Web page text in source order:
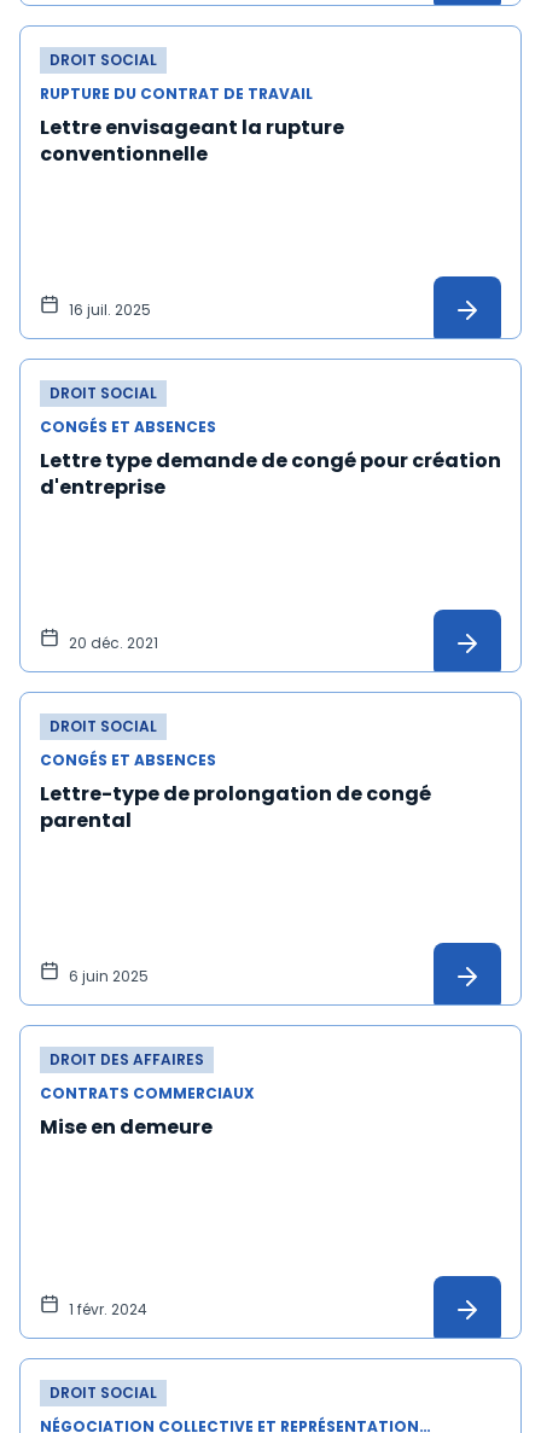
DROIT SOCIAL
RUPTURE DU CONTRAT DE TRAVAIL
Lettre envisageant la rupture
conventionnelle
16 juil. 2025
DROIT SOCIAL
CONGÉS ET ABSENCES
Lettre type demande de congé pour création
d'entreprise
20 déc. 2021
DROIT SOCIAL
CONGÉS ET ABSENCES
Lettre-type de prolongation de congé
parental
6 juin 2025
DROIT DES AFFAIRES
CONTRATS COMMERCIAUX
Mise en demeure
1 févr. 2024
DROIT SOCIAL
NÉGOCIATION COLLECTIVE ET REPRÉSENTATION DU PERSONNEL